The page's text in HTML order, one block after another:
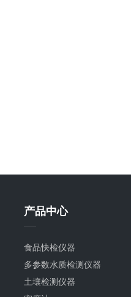
产品中心
食品快检仪器
多参数水质检测仪器
土壤检测仪器